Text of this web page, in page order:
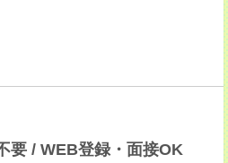
要 / WEB登録・面接OK